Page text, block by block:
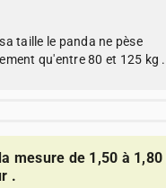
taille le panda ne pèse
qu'entre 80 et 125 kg .
mesure de 1,50 à
.